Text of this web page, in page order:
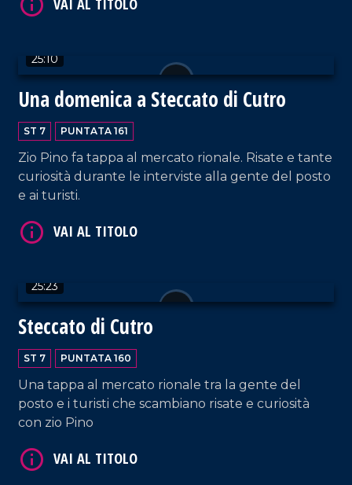
25:10
Una domenica a Steccato di Cutro
ST 7 PUNTATA 161
Zio Pino fa tappa al mercato rionale. Risate e tante
curiosità durante le interviste alla gente del posto
e ai turisti.
25:23
Steccato di Cutro
ST 7 PUNTATA 160
Una tappa al mercato rionale tra la gente del
posto e i turisti che scambiano risate e curiosità
con zio Pino
VAI AL TITOLO
VAI AL TITOLO